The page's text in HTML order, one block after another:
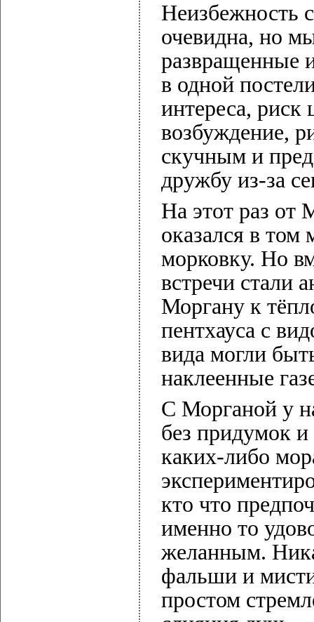
Неизбежность
очевидна, но
развращенные
в одной
интереса, риск
возбуждение,
скучным и
дружбу из-за
На этот раз от
оказался в том
морковку. Но
встречи стали
Моргану к
пентхауса с
вида могли
наклеенные
С Морганой у
без придумок
каких-либо
кто что
именно то
желанным.
фальши и
простом